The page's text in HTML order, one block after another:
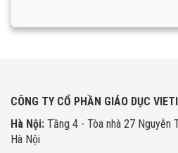
CÔNG TY CỔ PHẦN GIÁO DỤC
Hà Nội: Tầng 4 - Tòa nhà 27 Nguyễn
Hà Nội